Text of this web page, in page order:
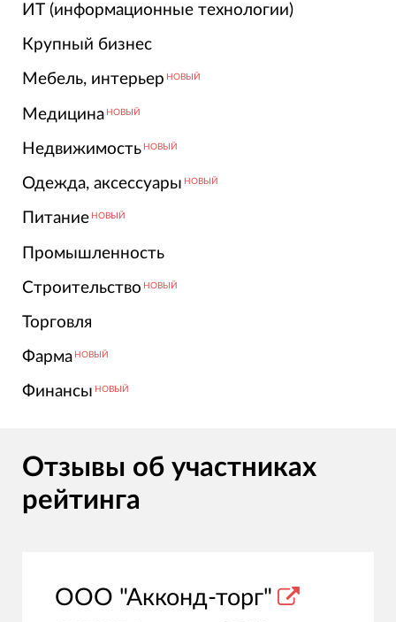
ИТ (информационные технологии)
Крупный бизнес
Мебель, интерьер НОВЫЙ
Медицина НОВЫЙ
Недвижимость НОВЫЙ
Одежда, аксессуары НОВЫЙ
Питание НОВЫЙ
Промышленность
Строительство НОВЫЙ
Торговля
Фарма НОВЫЙ
Финансы НОВЫЙ
Отзывы об участниках
рейтинга
ООО "Акконд-торг"